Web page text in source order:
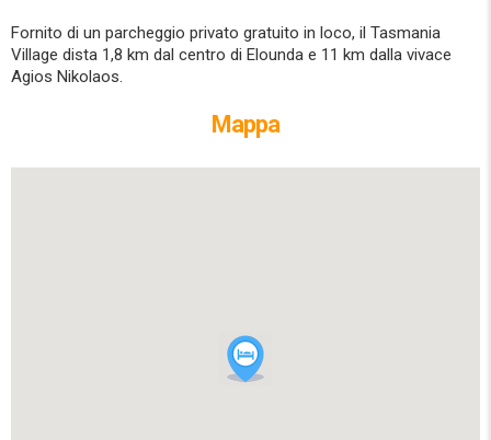
Fornito di un parcheggio privato gratuito in loco, il Tasmania
Village dista 1,8 km dal centro di Elounda e 11 km dalla vivace
Agios Nikolaos.
Mappa